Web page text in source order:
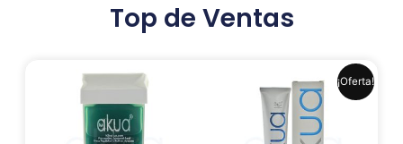
Top de Ventas
¡Oferta!
precio
original
era:
6,99 €.
precio
actual
es:
6,41 €.
Este